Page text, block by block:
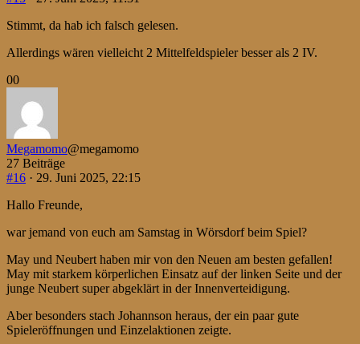
Stimmt, da hab ich falsch gelesen.
Allerdings wären vielleicht 2 Mittelfeldspieler besser als 2 IV.
Anklicken
Daumen
nach
unten.
0Anklicken
Daumen
nach
oben.
0
Megamomo@megamomo
27 Beiträge
#16 · 29. Juni 2025, 22:15
Hallo Freunde,
war jemand von euch am Samstag in Wörsdorf beim Spiel?
May und Neubert haben mir von den Neuen am besten gefallen!
May mit starkem körperlichen Einsatz auf der linken Seite und der
junge Neubert super abgeklärt in der Innenverteidigung.
Aber besonders stach Johannson heraus, der ein paar gute
Spieleröffnungen und Einzelaktionen zeigte.